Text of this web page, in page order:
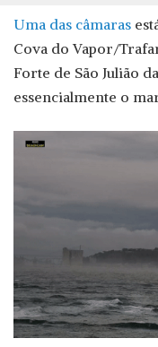
Uma das câmaras
Cova do Vapor/
Forte de São Julião
essencialmente o